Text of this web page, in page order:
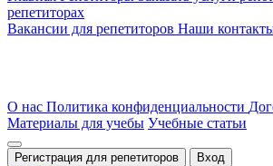
репетиторах
Вакансии для репетиторов Наши
О нас Политика конфиденциальности
Материалы для учебы Учебные статьи
Регистрация для репетиторов Вход